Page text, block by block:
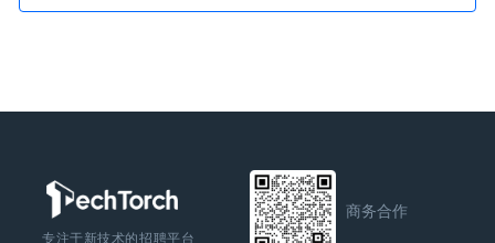
专注于新技术的招聘平台
商务合作